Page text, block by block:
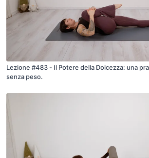
Lezione #483 - Il Potere della Dolcezza: una pratica per una schiena
senza peso.